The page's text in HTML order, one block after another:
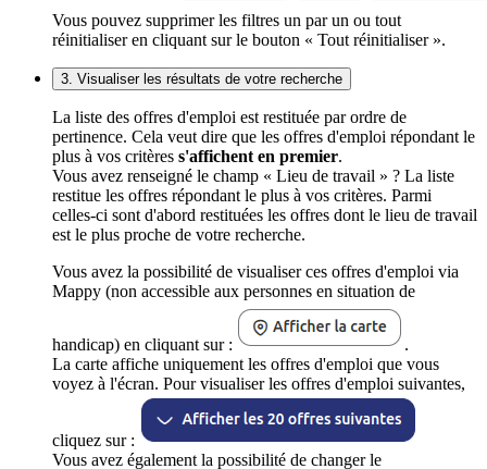
Vous pouvez supprimer les filtres un par un ou tout
réinitialiser en cliquant sur le bouton « Tout réinitialiser ».
3. Visualiser les résultats de votre recherche
La liste des offres d'emploi est restituée par ordre de
pertinence. Cela veut dire que les offres d'emploi répondant le
plus à vos critères s'affichent en premier.
Vous avez renseigné le champ « Lieu de travail » ? La liste
restitue les offres répondant le plus à vos critères. Parmi
celles-ci sont d'abord restituées les offres dont le lieu de travail
est le plus proche de votre recherche.
Vous avez la possibilité de visualiser ces offres d'emploi via
Mappy (non accessible aux personnes en situation de
handicap) en cliquant sur :
.
La carte affiche uniquement les offres d'emploi que vous
voyez à l'écran. Pour visualiser les offres d'emploi suivantes,
cliquez sur :
Vous avez également la possibilité de changer le